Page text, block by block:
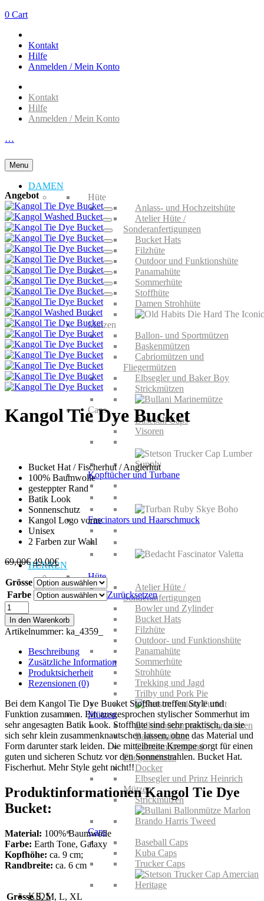
0 Cart
Kontakt
Hilfe
Anmelden / Mein Konto
Kontakt
Hilfe
Anmelden / Mein Konto
…
Menu
DAMEN
Hüte
Anlass- und Hochzeitshüte
Atelier Hüte /
Sonderanfertigungen
Bucket Hats
Filzhüte
Outdoor und Funktionshüte
Panamahüte
Sommerhüte
Stoffhüte
Damen Strohhüte
Mützen
Ballon- und Sportmützen
Baskenmützen
Cabriomützen und
Fliegermützen
Elbsegler und Baker Boy
Strickmützen
Caps
Baseball Caps
Visoren
Kopftücher und Turbane
Fascinators und Haarschmuck
HERREN
Hüte
Atelier Hüte /
Sonderanfertigungen
Bowler und Zylinder
Bucket Hats
Filzhüte
Outdoor- und Funktionshüte
Panamahüte
Sommerhüte
Strohhüte
Trekking und Jagd
Trilby und Pork Pie
Mützen
Ballonmützen und Sportmützen
Baskenmützen
Cabriomützen und
Fliegermützen
Docker
Elbsegler und Prinz Heinrich
Mützen
Strickmützen
Caps
Baseball Caps
Kuba Caps
Trucker Caps
KIDS
Angebot
Kangol Tie Dye Bucket
Bucket Hat / Fischerhut / Anglerhut
100% Baumwolle
gesteppter Rand
Batik Look
Sonnenschutz
Kangol Logo vorne
Unisex
2 Farben zur Wahl
69,00€Ursprünglicher
Preis
war:
69,00€
49,00€Aktueller
Preis
ist:
49,00€.
Grösse
Farbe
Zurücksetzen
Kangol
Tie
Dye
Bucket
Menge
In den Warenkorb
Artikelnummer: ka_4359_
Beschreibung
Zusätzliche Information
Produktsicherheit
Rezensionen (0)
Bei dem Kangol Tie Dye Bucket Stoffhut treffen Style und
Funktion zusammen. Ein ausgesprochen stylischer Sommerhut im
sehr angesagten Batik Look. Stoffhüte sind sehr praktisch, da sie
sich sehr klein zusammenknautschen lassen, ohne das Material und
Form darunter stark leiden. Die mittelbreite Krempe sorgt für einen
guten und sicheren Schutz vor den Sonnenstrahlen. Bucket Hat.
Fischerhut. Mehr Style geht nicht!!
Produktinformationen Kangol Tie Dye
Bucket:
Material: 100% Baumwolle
Farbe: Earth Tone, Galaxy
Kopfhöhe: ca. 9 cm;
Randbreite: ca. 6 cm
Grösse S, M, L, XL